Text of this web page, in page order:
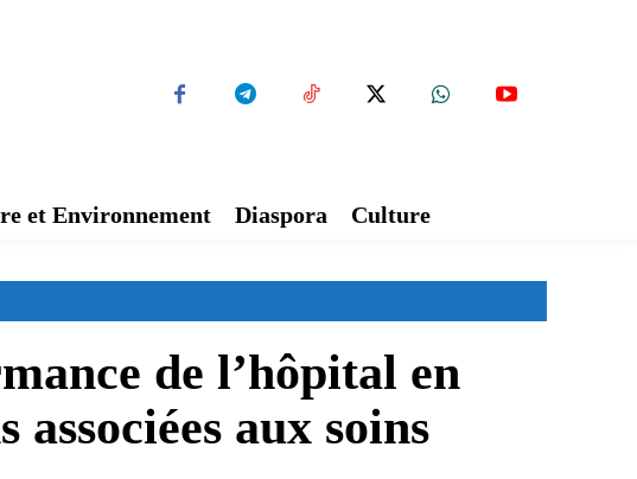
et Environnement Diaspora Culture
de l’hôpital en
aux soins